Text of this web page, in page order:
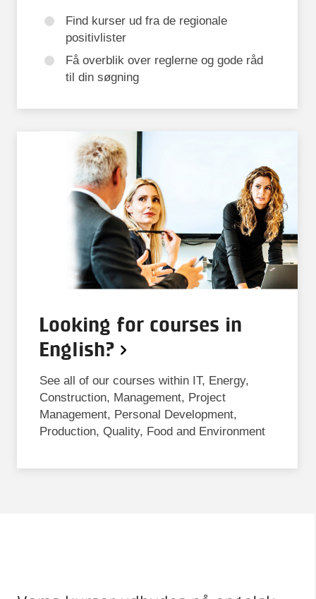
Find kurser ud fra de regionale
positivlister
Få overblik over reglerne og gode råd
til din søgning
Looking for courses in
English?
See all of our courses within IT, Energy,
Construction, Management, Project
Management, Personal Development,
Production, Quality, Food and Environment